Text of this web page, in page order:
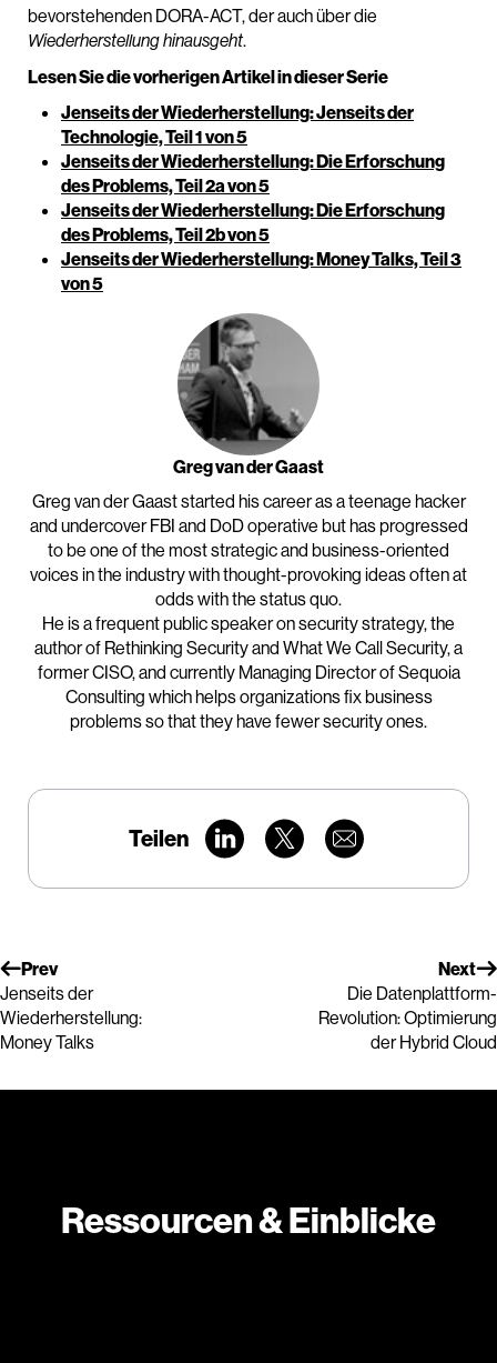
bevorstehenden DORA-ACT, der auch über die
Wiederherstellung hinausgeht.
Lesen Sie die vorherigen Artikel in dieser Serie
Jenseits der Wiederherstellung: Jenseits der
Technologie, Teil 1 von 5
Jenseits der Wiederherstellung: Die Erforschung
des Problems, Teil 2a von 5
Jenseits der Wiederherstellung: Die Erforschung
des Problems, Teil 2b von 5
Jenseits der Wiederherstellung: Money Talks, Teil 3
von 5
Greg van der Gaast
Greg van der Gaast started his career as a teenage hacker
and undercover FBI and DoD operative but has progressed
to be one of the most strategic and business-oriented
voices in the industry with thought-provoking ideas often at
odds with the status quo.
He is a frequent public speaker on security strategy, the
author of Rethinking Security and What We Call Security, a
former CISO, and currently Managing Director of Sequoia
Consulting which helps organizations fix business
problems so that they have fewer security ones.
Teilen
Prev
Jenseits der
Wiederherstellung:
Money Talks
Next
Die Datenplattform-
Revolution: Optimierung
der Hybrid Cloud
Ressourcen & Einblicke